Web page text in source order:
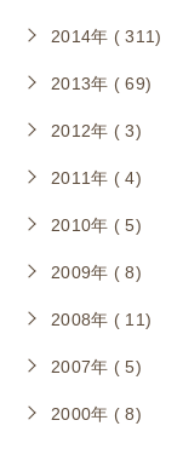
2014年 ( 311)
2013年 ( 69)
2012年 ( 3)
2011年 ( 4)
2010年 ( 5)
2009年 ( 8)
2008年 ( 11)
2007年 ( 5)
2000年 ( 8)